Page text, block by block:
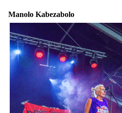
Manolo Kabezabolo